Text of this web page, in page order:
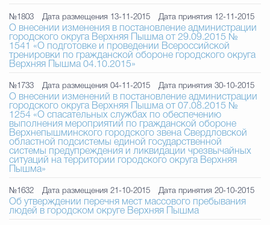
№1803 Дата размещения 13-11-2015 Дата принятия 12-11-2015
О внесении изменения в постановление администрации
городского округа Верхняя Пышма от 29.09.2015 №
1541 «О подготовке и проведении Всероссийской
тренировки по гражданской обороне городского округа
Верхняя Пышма 04.10.2015»
№1733 Дата размещения 04-11-2015 Дата принятия 30-10-2015
О внесении изменений в постановление администрации
городского округа Верхняя Пышма от 07.08.2015 №
1254 «О спасательных службах по обеспечению
выполнения мероприятий по гражданской обороне
Верхнепышминского городского звена Свердловской
областной подсистемы единой государственной
системы предупреждения и ликвидации чрезвычайных
ситуаций на территории городского округа Верхняя
Пышма»
№1632 Дата размещения 21-10-2015 Дата принятия 20-10-2015
Об утверждении перечня мест массового пребывания
людей в городском округе Верхняя Пышма